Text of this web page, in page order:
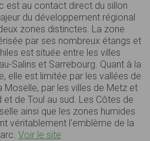
est au contact direct du sillon
du développement régional
zones distinctes. La zone
par ses nombreux étangs et
est située entre les villes
Salins et Sarrebourg. Quant à la
elle est limitée par les vallées de
Moselle, par les villes de Metz et
et de Toul au sud. Les Côtes de
ainsi que les zones humides
véritablement l'emblème de la
Voir le site